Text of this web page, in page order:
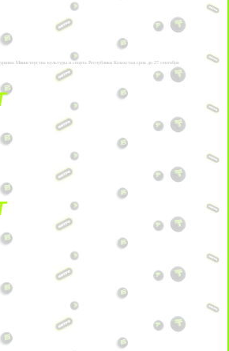
Министерства культуры и спорта Республики Казахстан срок до 27 сентября